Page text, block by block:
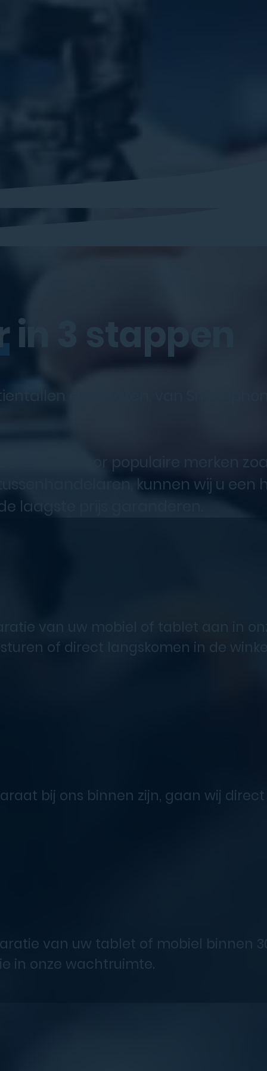
in 3 stappen
apparaten, van
voor populaire merken
kunnen wij u
laagste prijs garanderen.
van uw mobiel of tablet aan in
of direct langskomen in de
bij ons binnen zijn, gaan wij
van uw tablet of mobiel binnen
in onze wachtruimte.